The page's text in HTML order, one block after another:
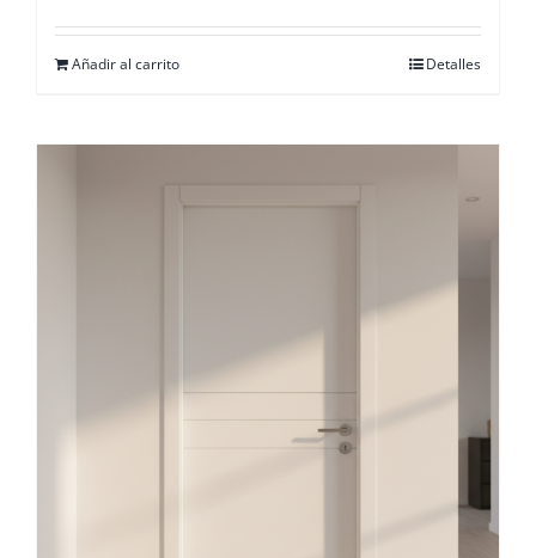
Añadir al carrito Detalles